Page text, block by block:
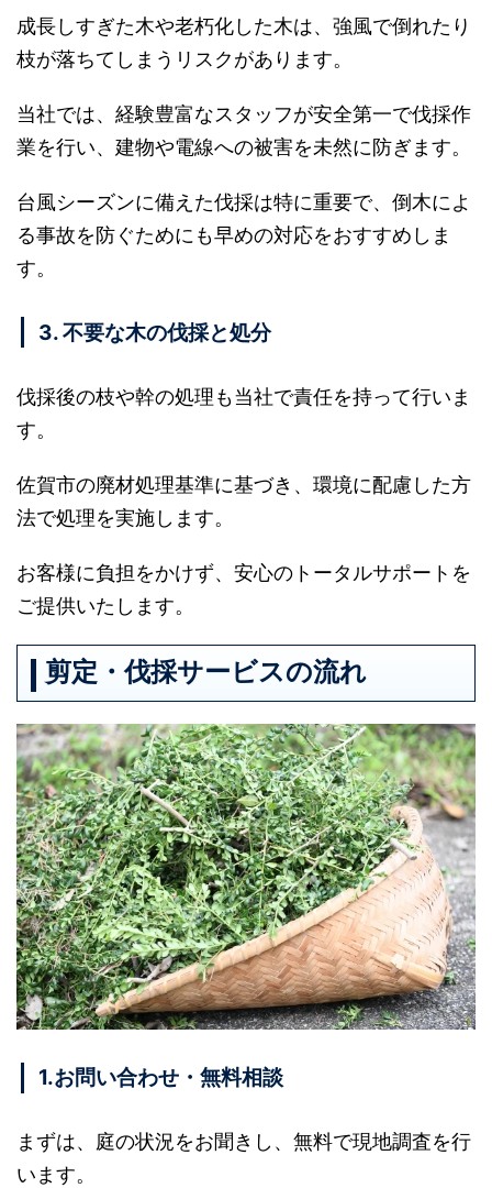
成長しすぎた木や老朽化した木は、強風で倒れたり
枝が落ちてしまうリスクがあります。
当社では、経験豊富なスタッフが安全第一で伐採作
業を行い、建物や電線への被害を未然に防ぎます。
台風シーズンに備えた伐採は特に重要で、倒木によ
る事故を防ぐためにも早めの対応をおすすめしま
す。
3. 不要な木の伐採と処分
伐採後の枝や幹の処理も当社で責任を持って行いま
す。
佐賀市の廃材処理基準に基づき、環境に配慮した方
法で処理を実施します。
お客様に負担をかけず、安心のトータルサポートを
ご提供いたします。
剪定・伐採サービスの流れ
1.お問い合わせ・無料相談
まずは、庭の状況をお聞きし、無料で現地調査を行
います。